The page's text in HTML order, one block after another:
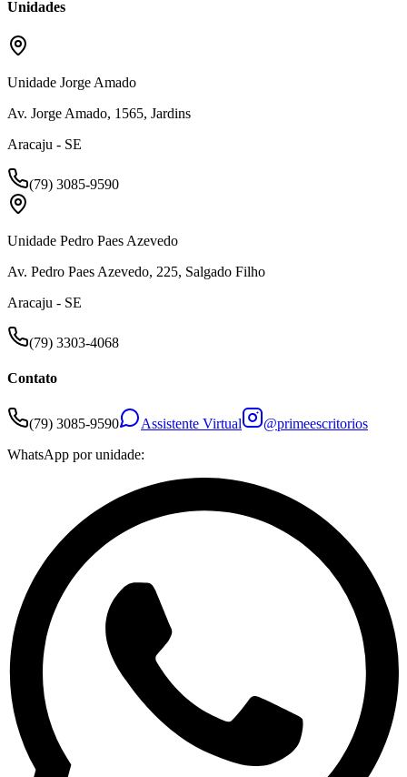
Unidades
Unidade Jorge Amado
Av. Jorge Amado, 1565, Jardins
Aracaju - SE
(79) 3085-9590
Unidade Pedro Paes Azevedo
Av. Pedro Paes Azevedo, 225, Salgado Filho
Aracaju - SE
(79) 3303-4068
Contato
(79) 3085-9590 Assistente Virtual
@primeescritorios
WhatsApp por unidade: